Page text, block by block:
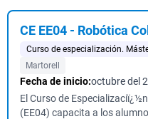
CE EE04 - Robótica
Curso de especialización.
Martorell
Fecha de inicio:octubre del
El Curso de
(EE04) capacita a los